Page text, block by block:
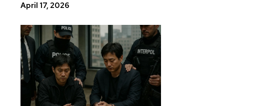
April 17, 2026